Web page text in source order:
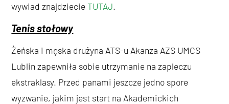
wywiad znajdziecieTUTAJ.
Tenis stołowy
Żeńska i męska drużyna ATS-u Akanza AZS UMCS
Lublin zapewniła sobie utrzymanie na zapleczu
ekstraklasy. Przed panami jeszcze jedno spore
wyzwanie, jakim jest start na Akademickich